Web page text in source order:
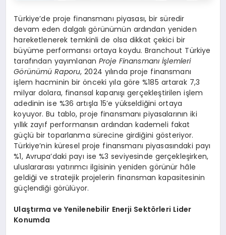
Türkiye’de proje finansmanı piyasası, bir süredir
devam eden dalgalı görünümün ardından yeniden
hareketlenerek temkinli de olsa dikkat çekici bir
büyüme performansı ortaya koydu. Branchout Türkiye
tarafından yayımlananProje Finansmanı İşlemleri
Görünümü Raporu, 2024 yılında proje finansmanı
işlem hacminin bir önceki yıla göre %185 artarak 7,3
milyar dolara, finansal kapanışı gerçekleştirilen işlem
adedinin ise %36 artışla 15’e yükseldiğini ortaya
koyuyor. Bu tablo, proje finansmanı piyasalarının iki
yıllık zayıf performansın ardından kademeli fakat
güçlü bir toparlanma sürecine girdiğini gösteriyor.
Türkiye’nin küresel proje finansmanı piyasasındaki payı
%1, Avrupa’daki payı ise %3 seviyesinde gerçekleşirken,
uluslararası yatırımcı ilgisinin yeniden görünür hâle
geldiği ve stratejik projelerin finansman kapasitesinin
güçlendiği görülüyor.
Ulaştırma ve Yenilenebilir Enerji Sektörleri Lider
Konumda